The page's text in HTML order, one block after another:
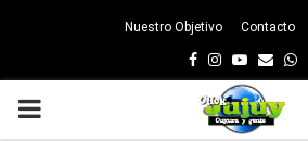
Nuestro Objetivo Contacto
Facebook
Instagram
Youtube
Email
PRIMARY